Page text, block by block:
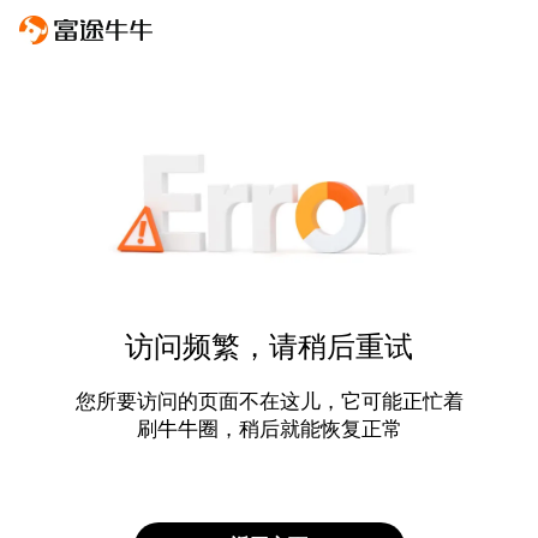
访问频繁，请稍后重试
您所要访问的页面不在这儿，它可能正忙着
刷牛牛圈，稍后就能恢复正常